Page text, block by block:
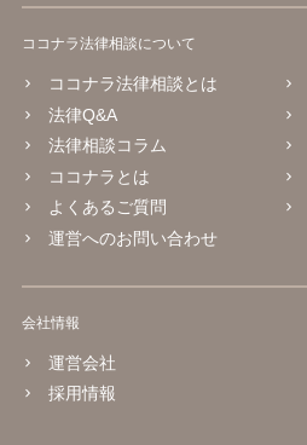
ココナラ法律相談について
ココナラ法律相談とは
法律Q&A
法律相談コラム
ココナラとは
よくあるご質問
運営へのお問い合わせ
会社情報
運営会社
採用情報